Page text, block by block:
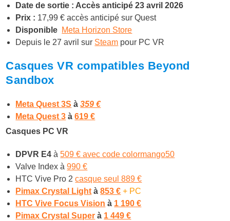
Date de sortie : Accès anticipé 23 avril 2026
Prix : 17,99 € accès anticipé sur Quest
Disponible Meta Horizon Store
Depuis le 27 avril sur Steam pour PC VR
Casques VR compatibles Beyond
Sandbox
Meta Quest 3S à359 €
Meta Quest 3 à619 €
Casques PC VR
DPVR E4 à509 € avec code colormango50
Valve Index à990 €
HTC Vive Pro 2casque seul 889 €
Pimax Crystal Light à853 € + PC
HTC Vive Focus Vision à 1 190 €
Pimax Crystal Super à 1 449 €